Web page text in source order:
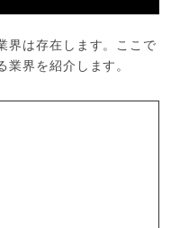
界は存在します。ここで
業界を紹介します。